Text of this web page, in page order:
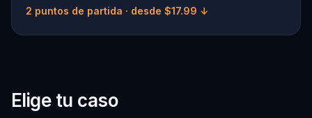
2 puntos de partida · desde $17.99 ↓
Elige tu caso